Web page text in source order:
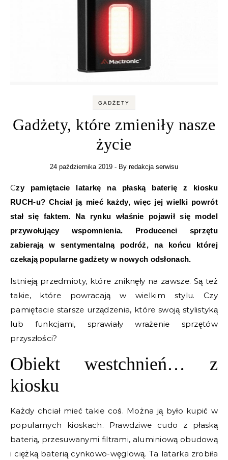
GADŻETY
Gadżety, które zmieniły nasze
życie
24 października 2019 - By redakcja serwisu
Czy pamiętacie latarkę na płaską baterię z kiosku
RUCH-u? Chciał ją mieć każdy, więc jej wielki powrót
stał się faktem. Na rynku właśnie pojawił się model
przywołujący wspomnienia. Producenci sprzętu
zabierają w sentymentalną podróż, na końcu której
czekają popularne gadżety w nowych odsłonach.
Istnieją przedmioty, które zniknęły na zawsze. Są też
takie, które powracają w wielkim stylu. Czy
pamiętacie starsze urządzenia, które swoją stylistyką
lub funkcjami, sprawiały wrażenie sprzętów
przyszłości?
Obiekt westchnień… z
kiosku
Każdy chciał mieć takie coś. Można ją było kupić w
popularnych kioskach. Prawdziwe cudo z płaską
baterią, przesuwanymi filtrami, aluminiową obudową
i ciężką baterią cynkowo-węglową. Ta latarka zrobiła